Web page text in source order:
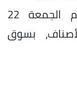
شهدت أسعار الأسماك اليوم الجمعة 22
بسوق